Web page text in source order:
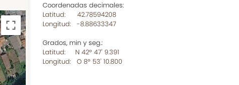
Coordenadas decimales:
Latitud: 42.78594208
Longitud: -8.88633347
Grados, min y seg.:
Latitud: N 42º 47' 9.391
Longitud: O 8º 53' 10.800